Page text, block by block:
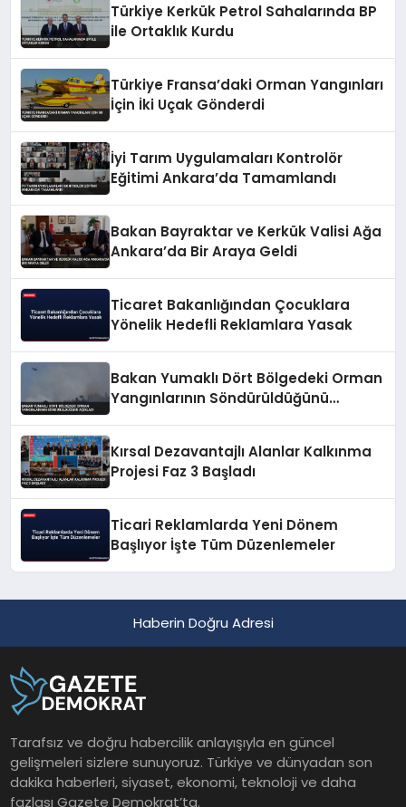
Türkiye Kerkük Petrol Sahalarında BP
ile Ortaklık Kurdu
Türkiye Fransa’daki Orman Yangınları
İçin İki Uçak Gönderdi
İyi Tarım Uygulamaları Kontrolör
Eğitimi Ankara’da Tamamlandı
Bakan Bayraktar ve Kerkük Valisi Ağa
Ankara’da Bir Araya Geldi
Ticaret Bakanlığından Çocuklara
Yönelik Hedefli Reklamlara Yasak
Bakan Yumaklı Dört Bölgedeki Orman
Yangınlarının Söndürüldüğünü
Kırsal Dezavantajlı Alanlar Kalkınma
Projesi Faz 3 Başladı
Ticari Reklamlarda Yeni Dönem
Başlıyor İşte Tüm Düzenlemeler
Haberin Doğru Adresi
Tarafsız ve doğru habercilik anlayışıyla en güncel
gelişmeleri sizlere sunuyoruz. Türkiye ve dünyadan son
dakika haberleri, siyaset, ekonomi, teknoloji ve daha
fazlası Gazete Demokrat’ta.